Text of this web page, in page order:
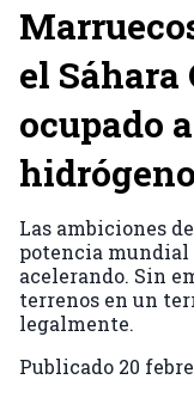
el
ocupado
Las ambiciones
potencia mundial
acelerando. Sin
terrenos en un
legalmente.
Publicado 20